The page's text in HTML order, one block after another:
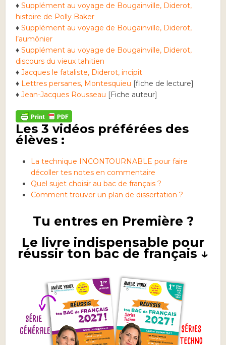
♦Supplément au voyage de Bougainville, Diderot,
histoire de Polly Baker
♦Supplément au voyage de Bougainville, Diderot,
l’aumônier
♦Supplément au voyage de Bougainville, Diderot,
discours du vieux tahitien
♦Jacques le fataliste, Diderot, incipit
♦ Lettres persanes, Montesquieu [fiche de lecture]
♦Jean-Jacques Rousseau [Fiche auteur]
Les 3 vidéos préférées des
élèves :
La technique INCONTOURNABLE pour faire
décoller tes notes en commentaire
Quel sujet choisir au bac de français ?
Comment trouver un plan de dissertation ?
Tu entres en Première ?
Le livre indispensable pour
réussir ton bac de français ↓